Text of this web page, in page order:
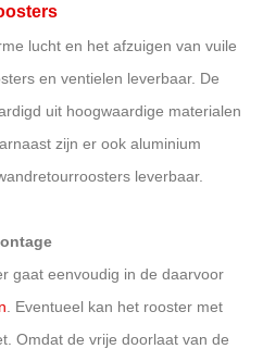
lucht en het afzuigen van vuile
en ventielen leverbaar. De
uit hoogwaardige materialen
zijn er ook aluminium
leverbaar.
gaat eenvoudig in de daarvoor
. Eventueel kan het rooster met
Omdat de vrije doorlaat van de